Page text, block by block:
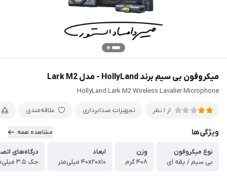
میکروفون بی سیم برند HollyLand - مدل Lark M2
HollyLand Lark M2 Wireless Lavalier Microphone
از 1 نظر تجهیزات صدابرداری علاقه‌مندی
ویژگی‌ها مشاهده همه
نوع میکروفون
بی سیم / یقه ای
وزن
۴۰۸ گرم
ابعاد
۴۰x۲۰x۱۰ میلی‌متر
درگاه‌های
جک ۳.۵ میلی‌متری ، USB Type C